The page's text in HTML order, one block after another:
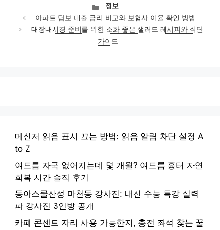
카
테
고
리
정보
아파트 담보 대출 금리 비교와 보험사 이율 확인 방법
대장내시경 준비를 위한 소화 좋은 샐러드 레시피와 식단
가이드
메신저 읽음 표시 끄는 방법: 읽음 알림 차단 설정 A
to Z
여드름 자국 없어지는데 몇 개월? 여드름 흉터 자연
회복 시간 솔직 후기
동아스쿨산성 마천동 강사진: 내신 수능 특강 실력
파 강사진 3인방 공개
카페 콘센트 자리 사용 가능한지, 충전 좌석 찾는 꿀